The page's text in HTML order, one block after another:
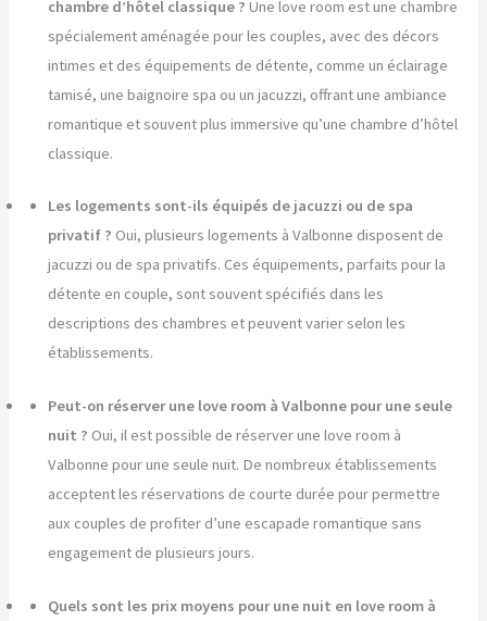
chambre d’hôtel classique ? Une love room est une chambre
spécialement aménagée pour les couples, avec des décors
intimes et des équipements de détente, comme un éclairage
tamisé, une baignoire spa ou un jacuzzi, offrant une ambiance
romantique et souvent plus immersive qu’une chambre d’hôtel
classique.
Les logements sont-ils équipés de jacuzzi ou de spa
privatif ? Oui, plusieurs logements à Valbonne disposent de
jacuzzi ou de spa privatifs. Ces équipements, parfaits pour la
détente en couple, sont souvent spécifiés dans les
descriptions des chambres et peuvent varier selon les
établissements.
Peut-on réserver une love room à Valbonne pour une seule
nuit ? Oui, il est possible de réserver une love room à
Valbonne pour une seule nuit. De nombreux établissements
acceptent les réservations de courte durée pour permettre
aux couples de profiter d’une escapade romantique sans
engagement de plusieurs jours.
Quels sont les prix moyens pour une nuit en love room à